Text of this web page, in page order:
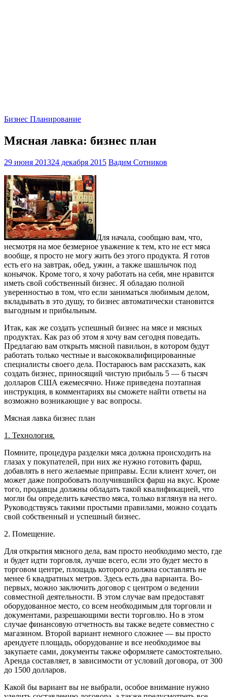
Бизнес Планирование
Мясная лавка: бизнес план
29 июня 201324 декабря 2015 Вадим Сотников
Для начала, сообщаю вам, что,
несмотря на мое безмерное уважение к тем, кто не ест мяса
вообще, я просто не могу жить без этого продукта. Я готов
есть его на завтрак, обед, ужин, а также шашлычок под
коньячок. Кроме того, я хочу работать на себя, мне нравится
иметь свой собственный бизнес. Я обладаю полной
уверенностью в том, что если заниматься любимым делом,
вкладывать в это душу, то бизнес автоматически становится
выгодным и прибыльным.
Итак, как же создать успешный бизнес на мясе и мясных
продуктах. Как раз об этом я хочу вам сегодня поведать.
Предлагаю вам открыть мясной павильон, в котором будут
работать только честные и высококвалифицированные
специалисты своего дела. Постараюсь вам рассказать, как
создать бизнес, приносящий чистую прибыль 5 — 6 тысяч
долларов США ежемесячно. Ниже приведена поэтапная
инструкция, в комментариях вы сможете найти ответы на
возможно возникающие у вас вопросы.
Мясная лавка бизнес план
1. Технология.
Помните, процедура разделки мяса должна происходить на
глазах у покупателей, при них же нужно готовить фарш,
добавлять в него желаемые приправы. Если клиент хочет, он
может даже попробовать получившийся фарш на вкус. Кроме
того, продавцы должны обладать такой квалификацией, что
могли бы определить качество мяса, только взглянув на него.
Руководствуясь такими простыми правилами, можно создать
свой собственный и успешный бизнес.
2. Помещение.
Для открытия мясного дела, вам просто необходимо место, где
и будет идти торговля, лучше всего, если это будет место в
торговом центре, площадь которого должна составлять не
менее 6 квадратных метров. Здесь есть два варианта. Во-
первых, можно заключить договор с центром о ведении
совместной деятельности. В этом случае вам предоставят
оборудованное место, со всем необходимым для торговли и
документами, разрешающими вести торговлю. Но в этом
случае финансовую отчетность вы также ведете совместно с
магазином. Второй вариант немного сложнее — вы просто
арендуете площадь, оборудование и все необходимое вы
закупаете сами, документы также оформляете самостоятельно.
Аренда составляет, в зависимости от условий договора, от 300
до 1500 долларов.
Какой бы вариант вы не выбрали, особое внимание нужно